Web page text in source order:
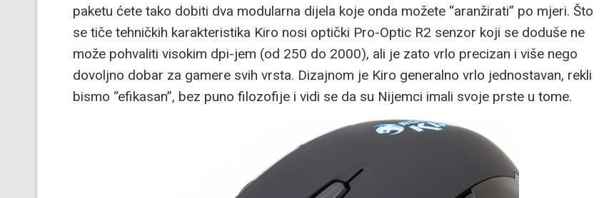
paketu ćete tako dobiti dva modularna dijela koje onda možete “aranžirati” po mjeri. Što
se tiče tehničkih karakteristika Kiro nosi optički Pro-Optic R2 senzor koji se doduše ne
može pohvaliti visokim dpi-jem (od 250 do 2000), ali je zato vrlo precizan i više nego
dovoljno dobar za gamere svih vrsta. Dizajnom je Kiro generalno vrlo jednostavan, rekli
bismo “efikasan”, bez puno filozofije i vidi se da su Nijemci imali svoje prste u tome.